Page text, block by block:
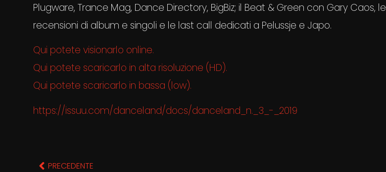
Plugware, Trance Mag, Dance Directory, BigBiz; il Beat & Green con Gary Caos, le
recensioni di album e singoli e le last call dedicati a Pelussje e Japo.
Qui potete visionarlo online.
Qui potete scaricarlo in alta risoluzione (HD).
Qui potete scaricarlo in bassa (low).
https://issuu.com/danceland/docs/danceland_n._3_-_2019
PRECEDENTE